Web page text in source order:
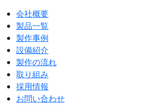
会社概要
製品一覧
製作事例
設備紹介
製作の流れ
取り組み
採用情報
お問い合わせ